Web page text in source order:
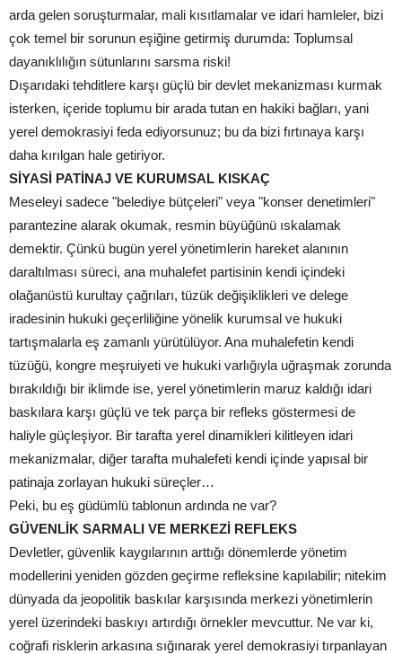
arda gelen soruşturmalar, mali kısıtlamalar ve idari hamleler, bizi
çok temel bir sorunun eşiğine getirmiş durumda: Toplumsal
dayanıklılığın sütunlarını sarsma riski!
Dışarıdaki tehditlere karşı güçlü bir devlet mekanizması kurmak
isterken, içeride toplumu bir arada tutan en hakiki bağları, yani
yerel demokrasiyi feda ediyorsunuz; bu da bizi fırtınaya karşı
daha kırılgan hale getiriyor.
SİYASİ PATİNAJ VE KURUMSAL KISKAÇ
Meseleyi sadece "belediye bütçeleri" veya "konser denetimleri"
parantezine alarak okumak, resmin büyüğünü ıskalamak
demektir. Çünkü bugün yerel yönetimlerin hareket alanının
daraltılması süreci, ana muhalefet partisinin kendi içindeki
olağanüstü kurultay çağrıları, tüzük değişiklikleri ve delege
iradesinin hukuki geçerliliğine yönelik kurumsal ve hukuki
tartışmalarla eş zamanlı yürütülüyor. Ana muhalefetin kendi
tüzüğü, kongre meşruiyeti ve hukuki varlığıyla uğraşmak zorunda
bırakıldığı bir iklimde ise, yerel yönetimlerin maruz kaldığı idari
baskılara karşı güçlü ve tek parça bir refleks göstermesi de
haliyle güçleşiyor. Bir tarafta yerel dinamikleri kilitleyen idari
mekanizmalar, diğer tarafta muhalefeti kendi içinde yapısal bir
patinaja zorlayan hukuki süreçler…
Peki, bu eş güdümlü tablonun ardında ne var?
GÜVENLİK SARMALI VE MERKEZİ REFLEKS
Devletler, güvenlik kaygılarının arttığı dönemlerde yönetim
modellerini yeniden gözden geçirme refleksine kapılabilir; nitekim
dünyada da jeopolitik baskılar karşısında merkezi yönetimlerin
yerel üzerindeki baskıyı artırdığı örnekler mevcuttur. Ne var ki,
coğrafi risklerin arkasına sığınarak yerel demokrasiyi tırpanlayan